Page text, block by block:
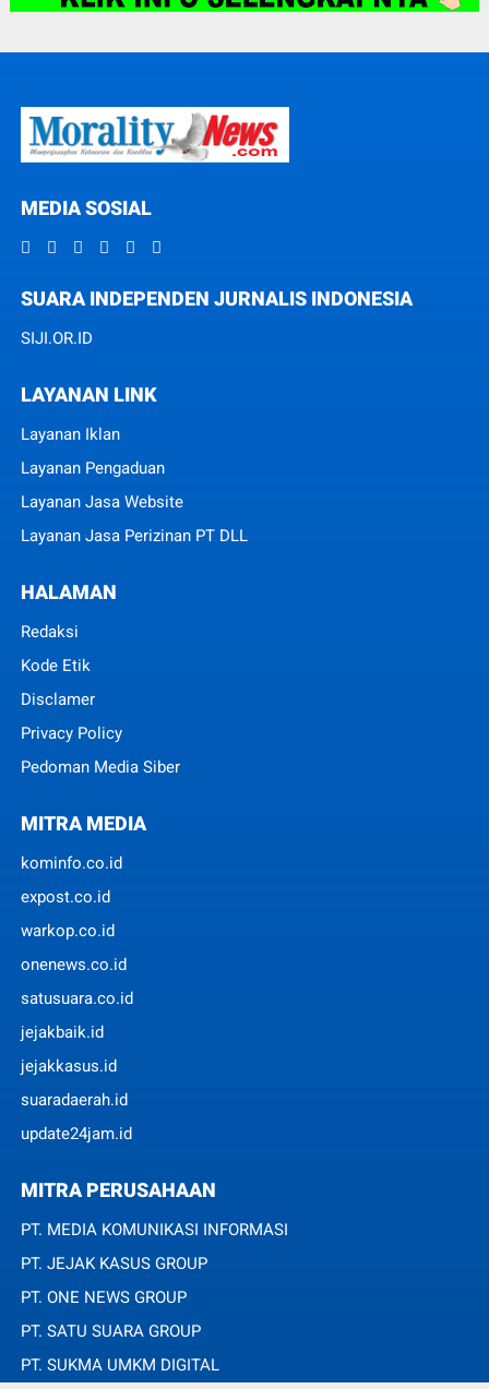
MEDIA SOSIAL
SUARA INDEPENDEN JURNALIS INDONESIA
SIJI.OR.ID
LAYANAN LINK
Layanan Iklan
Layanan Pengaduan
Layanan Jasa Website
Layanan Jasa Perizinan PT DLL
HALAMAN
Redaksi
Kode Etik
Disclamer
Privacy Policy
Pedoman Media Siber
MITRA MEDIA
kominfo.co.id
expost.co.id
warkop.co.id
onenews.co.id
satusuara.co.id
jejakbaik.id
jejakkasus.id
suaradaerah.id
update24jam.id
MITRA PERUSAHAAN
PT. MEDIA KOMUNIKASI INFORMASI
PT. JEJAK KASUS GROUP
PT. ONE NEWS GROUP
PT. SATU SUARA GROUP
PT. SUKMA UMKM DIGITAL